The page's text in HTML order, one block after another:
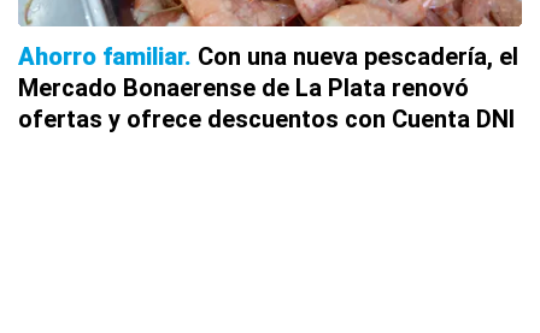
Ahorro familiar Con una nueva pescadería, el
Mercado Bonaerense de La Plata renovó
ofertas y ofrece descuentos con Cuenta DNI